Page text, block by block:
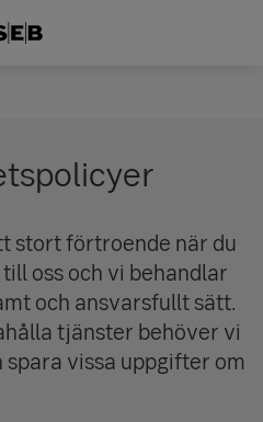
stort förtroende när du
oss och vi behandlar
och ansvarsfullt sätt.
tjänster behöver vi
spara vissa uppgifter om